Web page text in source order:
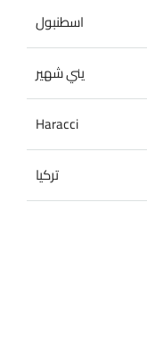
اسطنبول
يني شهير
Haracci
تركيا